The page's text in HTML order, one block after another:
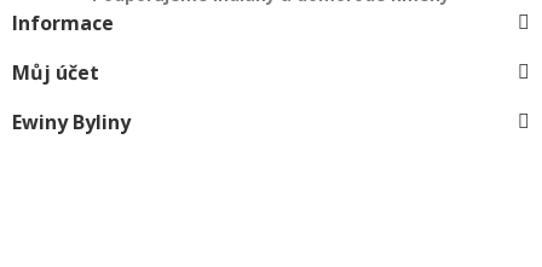
Informace
Můj účet
Ewiny Byliny